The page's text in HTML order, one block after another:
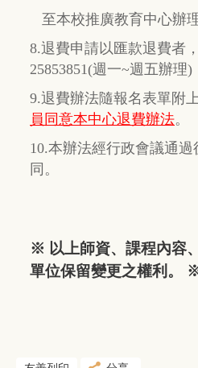
至本校推廣教育中心辦
8.退費申請以匯款退費者
25853851(週一~週五辦理)
9.退費辦法隨報名表單附
員同意本中心退費辦法。
10.本辦法經行政會議通
同。
※ 以上師資、課程內容
單位保留變更之權利。